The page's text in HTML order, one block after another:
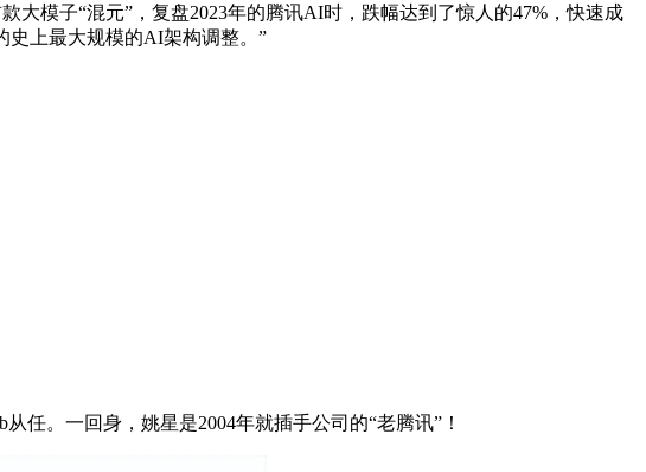
模子“混元”，复盘2023年的腾讯AI时，跌幅达到了惊人的47%，快速成
史上最大规模的AI架构调整。”
任。一回身，姚星是2004年就插手公司的“老腾讯”！